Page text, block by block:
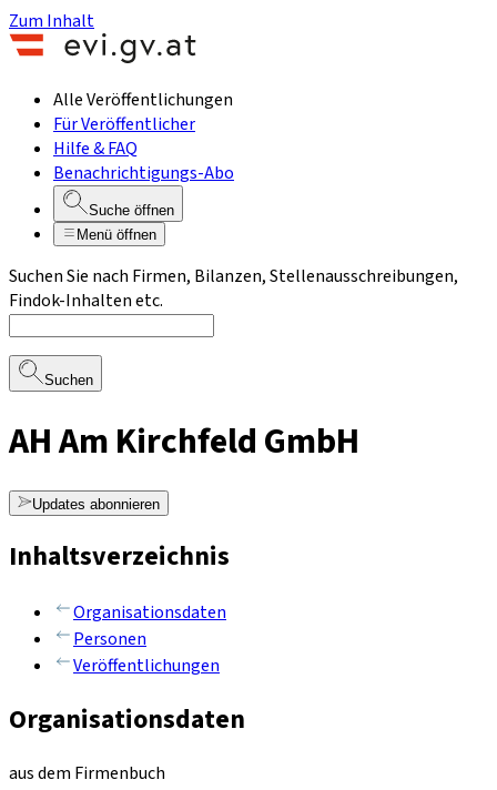
Zum Inhalt
Alle Veröffentlichungen
Für Veröffentlicher
Hilfe & FAQ
Benachrichtigungs-Abo
Suche öffnen
Menü öffnen
Suchen Sie nach Firmen, Bilanzen, Stellenausschreibungen,
Findok-Inhalten etc.
Suchen
AH Am Kirchfeld GmbH
Updates abonnieren
Inhaltsverzeichnis
Organisationsdaten
Personen
Veröffentlichungen
Organisationsdaten
aus dem Firmenbuch